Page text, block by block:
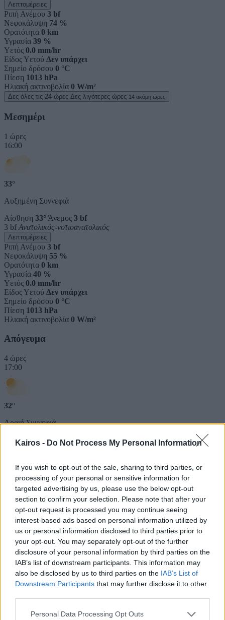
Kairos - Do Not Process My Personal Information
If you wish to opt-out of the sale, sharing to third parties, or
processing of your personal or sensitive information for
targeted advertising by us, please use the below opt-out
section to confirm your selection. Please note that after your
opt-out request is processed you may continue seeing
interest-based ads based on personal information utilized by
us or personal information disclosed to third parties prior to
your opt-out. You may separately opt-out of the further
disclosure of your personal information by third parties on the
IAB’s list of downstream participants. This information may
also be disclosed by us to third parties on the IAB’s List of
Downstream Participants that may further disclose it to other
Please note that this website/app uses one or more Google
Personal Data Processing Opt Outs
Λεπτομέρειες
Ριπή Ανέμου 3 bf
Νεφοκάλυψη 74 %
Ορατότητα 0 km
Υγρασία 39 %
Υετός 0.0 mm/hr
Είδος Υετού Δεν υπάρχει
Σημείο δρόσου 0 °C
Πίεση 1013 hPa
Ηλιακή ακτινοβολία 0 W/m²
Δες όλες τις 24 ώρες Δες λιγότερες ώρες 14 ακόμη ώρες
Μεσημέρι
1 ώρες
16:00
33°
Αυξημένη Συννεφιά
Αίσθηση 33° Άνεμος 3 bf
3 bf Ανατολικός-νοτιοανατολικός
Λεπτομέρειες
Ριπή Ανέμου 3 bf
Νεφοκάλυψη 55 %
Ορατότητα 0 km
Υγρασία 40 %
Υετός 0.0 mm/hr
Είδος Υετού Δεν υπάρχει
Σημείο δρόσου 0 °C
Πίεση 1013 hPa
Ηλιακή ακτινοβολία 0 W/m²
Απόγευμα
4 ώρες
17:00
32°
Αραιή Συννεφιά
Αίσθηση31° Άνεμος 3 bf
Ριπή Ανέμου 3 bf
Νεφοκάλυψη 27 %
Ορατότητα 0 km
Υγρασία
39 %
Είδος Υετού Δεν υπάρχει
Σημείο δρόσου 0 °C
Πίεση 1013 hPa
Ηλιακή ακτινοβολία 0 W/m²
18:00